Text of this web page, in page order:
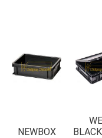
NEWBOX